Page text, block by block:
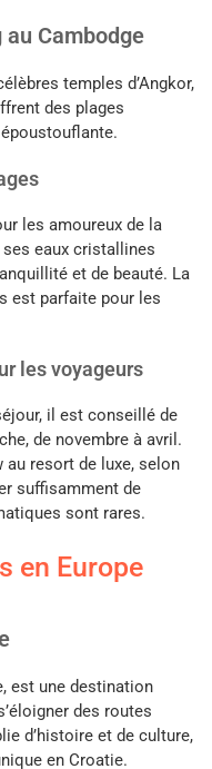
au Cambodge
temples d’Angkor,
des plages
les amoureux de la
eaux cristallines
et de beauté. La
est parfaite pour les
les voyageurs
il est conseillé de
de novembre à avril.
au resort de luxe, selon
suffisamment de
sont rares.
en Europe
est une destination
des routes
d’histoire et de culture,
en Croatie.